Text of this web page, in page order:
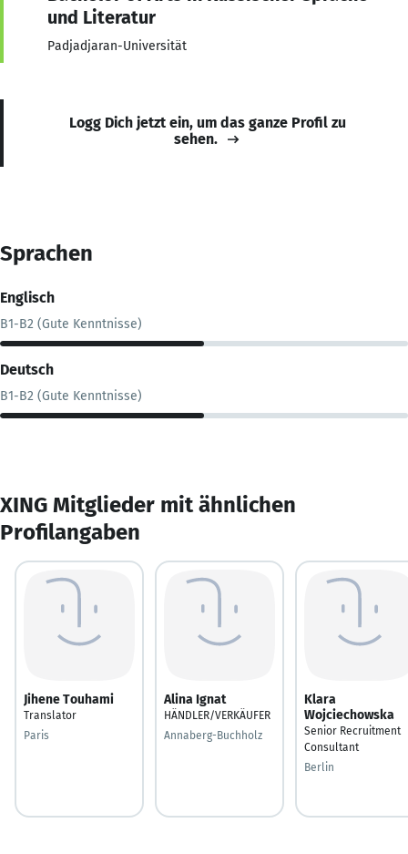
und Literatur
Padjadjaran-Universität
Logg Dich jetzt ein, um das ganze Profil zu
sehen.
Sprachen
Englisch
B1-B2 (Gute Kenntnisse)
Deutsch
B1-B2 (Gute Kenntnisse)
XING Mitglieder mit ähnlichen
Profilangaben
Jihene Touhami
Translator
Paris
Alina Ignat
HÄNDLER/VERKÄUFER
Annaberg-Buchholz
Klara
Wojciechowska
Senior Recruitment
Consultant
Berlin